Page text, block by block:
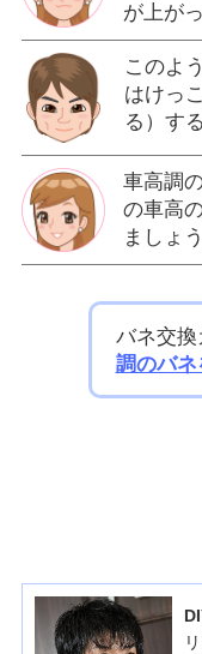
が上が
このよ
はけっ
る）す
車高調
の車高
ましょう
バネ交換
調のバネ